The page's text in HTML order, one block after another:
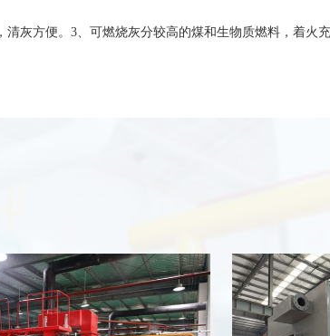
灰方便。3、可燃烧灰分较高的煤和生物质燃料，着火充